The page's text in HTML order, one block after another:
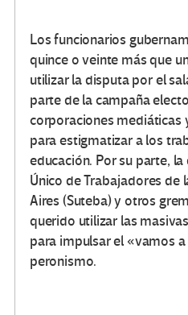
Los funcionarios
quince o veinte más que
utilizar la disputa por el
parte de la campaña
corporaciones mediáticas
para estigmatizar a los
educación. Por su parte,
Único de Trabajadores de
Aires (Suteba) y otros
querido utilizar las
para impulsar el «vamos
peronismo.